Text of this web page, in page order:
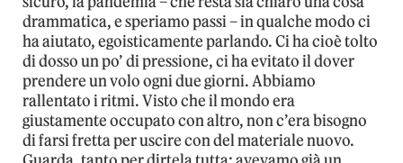
drammatica, e speriamo passi – in qualche modo ci
ha aiutato, egoisticamente parlando. Ci ha cioè tolto
di dosso un po’ di pressione, ci ha evitato il dover
prendere un volo ogni due giorni. Abbiamo
rallentato i ritmi. Visto che il mondo era
giustamente occupato con altro, non c’era bisogno
di farsi fretta per uscire con del materiale nuovo.